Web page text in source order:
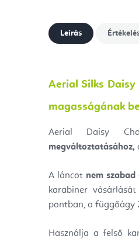
Leírás
Aerial Silks
magasságának
Aerial Daisy
megváltoztatásához,
A láncot nem
karabiner
pontban, a függőágy
Használja a felső